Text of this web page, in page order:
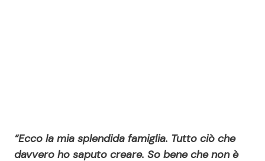
“Ecco la mia splendida famiglia. Tutto ciò che
davvero ho saputo creare. So bene che non è